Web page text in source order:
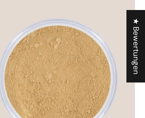
★ Bewertungen